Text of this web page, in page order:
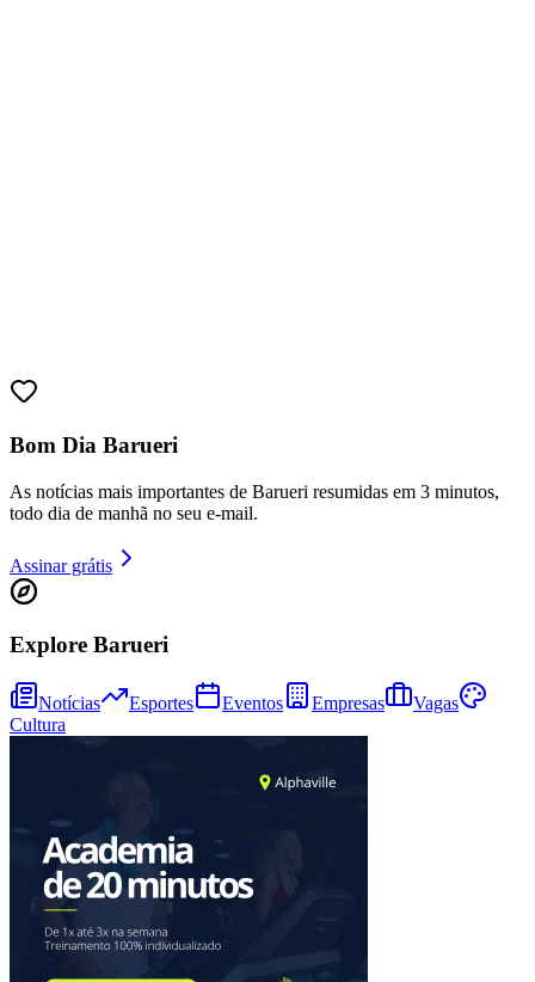
Vitória
Bom Dia Barueri
As notícias mais importantes de Barueri resumidas em 3 minutos,
todo dia de manhã no seu e-mail.
Assinar grátis
Explore Barueri
Notícias Esportes Eventos Empresas
Vagas
Cultura